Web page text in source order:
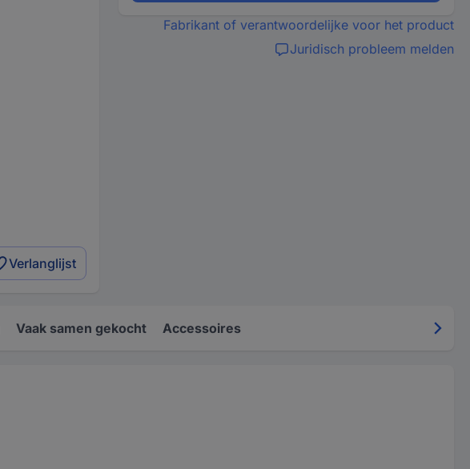
Verlanglijst
Fabrikant of verantwoordelijke voor het product
Juridisch probleem melden
Vaak samen gekocht Accessoires